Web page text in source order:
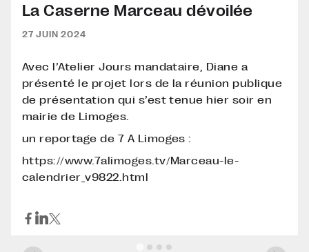
La Caserne Marceau dévoilée
27 JUIN 2024
Avec l’Atelier Jours mandataire, Diane a
présenté le projet lors de la réunion publique
de présentation qui s’est tenue hier soir en
mairie de Limoges.
un reportage de 7 A Limoges :
https://www.7alimoges.tv/Marceau-le-
calendrier_v9822.html